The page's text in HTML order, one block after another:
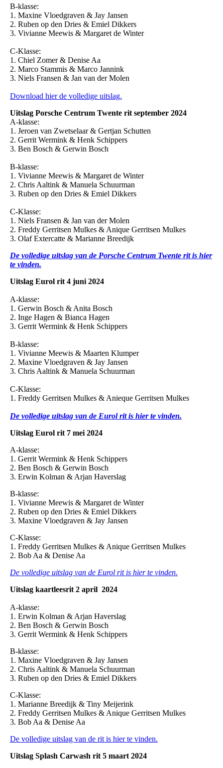
B-klasse:
1. Maxine Vloedgraven & Jay Jansen
2. Ruben op den Dries & Emiel Dikkers
3. Vivianne Meewis & Margaret de Winter
C-Klasse:
1. Chiel Zomer & Denise Aa
2. Marco Stammis & Marco Jannink
3. Niels Fransen & Jan van der Molen
Download hier de volledige uitslag.
Uitslag Porsche Centrum Twente rit september 2024
A-klasse:
1. Jeroen van Zwetselaar & Gertjan Schutten
2. Gerrit Wermink & Henk Schippers
3. Ben Bosch & Gerwin Bosch
B-klasse:
1. Vivianne Meewis & Margaret de Winter
2. Chris Aaltink & Manuela Schuurman
3. Ruben op den Dries & Emiel Dikkers
C-Klasse:
1. Niels Fransen & Jan van der Molen
2. Freddy Gerritsen Mulkes & Anique Gerritsen Mulkes
3. Olaf Extercatte & Marianne Breedijk
De volledige uitslag van de Porsche Centrum Twente rit is hier
te vinden.
Uitslag Eurol rit 4 juni 2024
A-klasse:
1. Gerwin Bosch & Anita Bosch
2. Inge Hagen & Bianca Hagen
3. Gerrit Wermink & Henk Schippers
B-klasse:
1. Vivianne Meewis & Maarten Klumper
2. Maxine Vloedgraven & Jay Jansen
3. Chris Aaltink & Manuela Schuurman
C-Klasse:
1. Freddy Gerritsen Mulkes & Anieque Gerritsen Mulkes
De volledige uitslag van de Eurol rit is hier te vinden.
Uitslag Eurol rit 7 mei 2024
A-klasse:
1. Gerrit Wermink & Henk Schippers
2. Ben Bosch & Gerwin Bosch
3. Erwin Kolman & Arjan Haverslag
B-klasse:
1. Vivianne Meewis & Margaret de Winter
2. Ruben op den Dries & Emiel Dikkers
3. Maxine Vloedgraven & Jay Jansen
C-Klasse:
1. Freddy Gerritsen Mulkes & Anique Gerritsen Mulkes
2. Bob Aa & Denise Aa
De volledige uitslag van de Eurol rit is hier te vinden.
Uitslag kaartleesrit 2 april 2024
A-klasse:
1. Erwin Kolman & Arjan Haverslag
2. Ben Bosch & Gerwin Bosch
3. Gerrit Wermink & Henk Schippers
B-klasse:
1. Maxine Vloedgraven & Jay Jansen
2. Chris Aaltink & Manuela Schuurman
3. Ruben op den Dries & Emiel Dikkers
C-Klasse:
1. Marianne Breedijk & Tiny Meijerink
2. Freddy Gerritsen Mulkes & Anique Gerritsen Mulkes
3. Bob Aa & Denise Aa
De volledige uitslag van de rit is hier te vinden.
Uitslag Splash Carwash rit 5 maart 2024